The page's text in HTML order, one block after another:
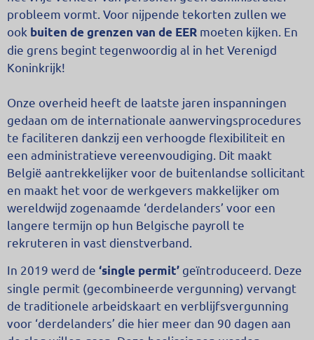
probleem vormt. Voor nijpende tekorten zullen we
ook buiten de grenzen van de EER moeten kijken. En
die grens begint tegenwoordig al in het Verenigd
Koninkrijk!
Onze overheid heeft de laatste jaren inspanningen
gedaan om de internationale aanwervingsprocedures
te faciliteren dankzij een verhoogde flexibiliteit en
een administratieve vereenvoudiging. Dit maakt
België aantrekkelijker voor de buitenlandse sollicitant
en maakt het voor de werkgevers makkelijker om
wereldwijd zogenaamde ‘derdelanders’ voor een
langere termijn op hun Belgische payroll te
rekruteren in vast dienstverband.
In 2019 werd de ‘single permit’ geïntroduceerd. Deze
single permit (gecombineerde vergunning) vervangt
de traditionele arbeidskaart en verblijfsvergunning
voor ‘derdelanders’ die hier meer dan 90 dagen aan